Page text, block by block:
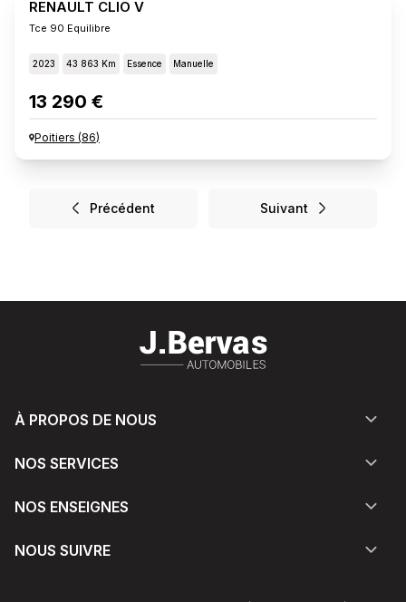
RENAULT CLIO V
Tce 90 Equilibre
2023 43 863 Km Essence Manuelle
13 290 €
Poitiers (86)
Précédent Suivant
À PROPOS DE NOUS
NOS SERVICES
NOS ENSEIGNES
NOUS SUIVRE